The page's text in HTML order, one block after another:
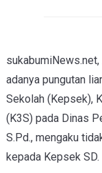
adanya pungutan
Sekolah (Kepsek),
(K3S) pada Dinas
S.Pd., mengaku
kepada Kepsek SD.